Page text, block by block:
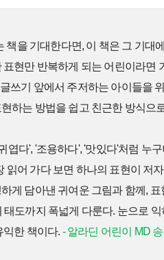
책을 기대한다면, 이 책은 그 기
현만 반복하게 되는 어린이라면
쓰기 앞에서 주저하는 아이들을
하는 방법을 쉽고 친근한 방식으
엽다', '조용하다', '맛있다'처럼 누
읽어 가다 보면 하나의 표현이 저
게 담아낸 귀여운 그림과 함께,
태도까지 폭넓게 다룬다. 눈으로
익한 책이다. - 알라딘 어린이 MD